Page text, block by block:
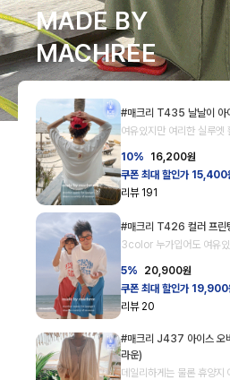
MADE BY
MACHREE
#매크리 T435 날날이 아
여유있지만 여리한 실루엣
10% 16,200원
쿠폰 최대 할인가 15,400
리뷰 191
#매크리 T426 컬러 프린
3color 누가입어도 여유
5% 20,900원
쿠폰 최대 할인가 19,900
리뷰 20
#매크리 J437 아이스 오
라운)
데일리하게는 물론 휴양지